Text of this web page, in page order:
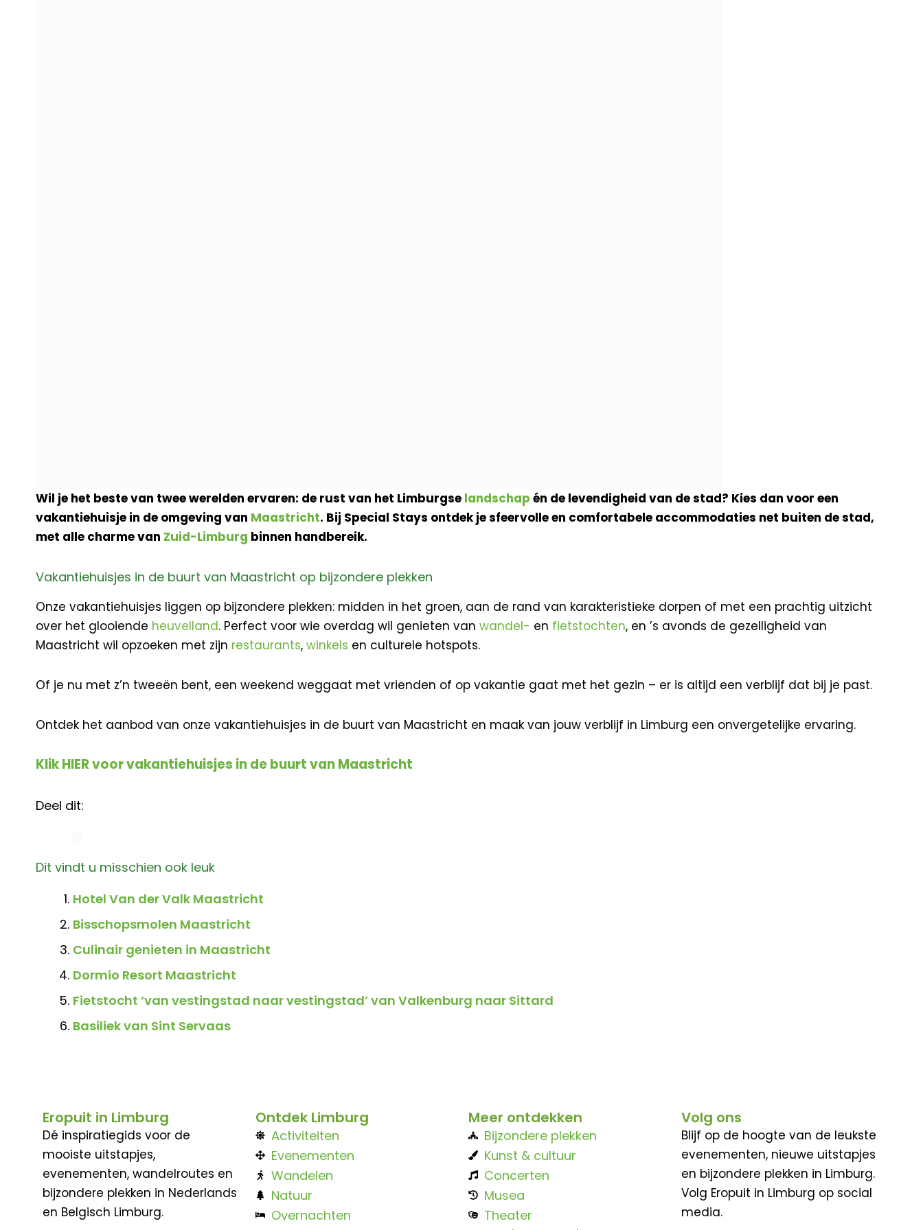
Wil je het beste van twee werelden ervaren: de rust van het Limburgse landschap én de levendigheid van de stad? Kies dan voor een
vakantiehuisje in de omgeving van Maastricht. Bij Special Stays ontdek je sfeervolle en comfortabele accommodaties net buiten de stad,
met alle charme van Zuid-Limburg binnen handbereik.
Vakantiehuisjes in de buurt van Maastricht op bijzondere plekken
Onze vakantiehuisjes liggen op bijzondere plekken: midden in het groen, aan de rand van karakteristieke dorpen of met een prachtig uitzicht
over het glooiende heuvelland. Perfect voor wie overdag wil genieten van wandel- en fietstochten, en ’s avonds de gezelligheid van
Maastricht wil opzoeken met zijn restaurants, winkels en culturele hotspots.
Of je nu met z’n tweeën bent, een weekend weggaat met vrienden of op vakantie gaat met het gezin – er is altijd een verblijf dat bij je past.
Ontdek het aanbod van onze vakantiehuisjes in de buurt van Maastricht en maak van jouw verblijf in Limburg een onvergetelijke ervaring.
Klik HIER voor vakantiehuisjes in de buurt van Maastricht
Deel dit:
Dit vindt u misschien ook leuk
Hotel Van der Valk Maastricht
Bisschopsmolen Maastricht
Culinair genieten in Maastricht
Dormio Resort Maastricht
Fietstocht ‘van vestingstad naar vestingstad’ van Valkenburg naar Sittard
Basiliek van Sint Servaas
Eropuit in Limburg
Dé inspiratiegids voor de
mooiste uitstapjes,
evenementen, wandelroutes en
bijzondere plekken in Nederlands
en Belgisch Limburg.
Ontdek Limburg
Activiteiten
Evenementen
Wandelen
Natuur
Overnachten
Meer ontdekken
Bijzondere plekken
Kunst & cultuur
Concerten
Musea
Theater
Volg ons
Blijf op de hoogte van de leukste
evenementen, nieuwe uitstapjes
en bijzondere plekken in Limburg.
Volg Eropuit in Limburg op social
media.